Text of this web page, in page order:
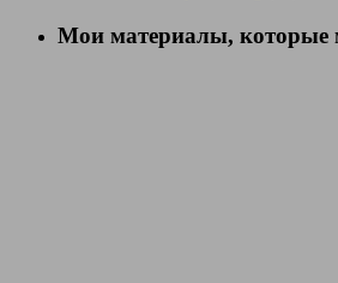
Мои материалы, которые